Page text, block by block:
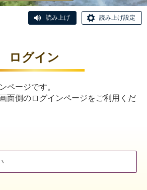
読み上げ 読み上げ設定
ログイン
ページです。
面側のログインページをご利用くだ